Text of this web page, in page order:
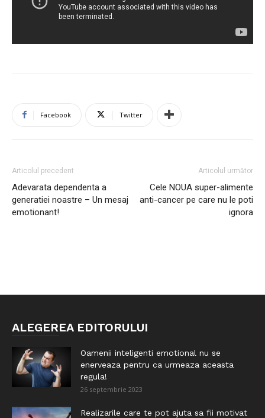
Facebook Twitter
Articolul precedent
Adevarata dependenta a
generatiei noastre – Un mesaj
emotionant!
Articolul următor
Cele NOUA super-alimente
anti-cancer pe care nu le poti
ignora
ALEGEREA EDITORULUI
Oamenii inteligenti emotional nu se
enerveaza pentru ca urmeaza aceasta
regula!
26 septembrie 2023
Realizarile care te pot ajuta sa fii motivat